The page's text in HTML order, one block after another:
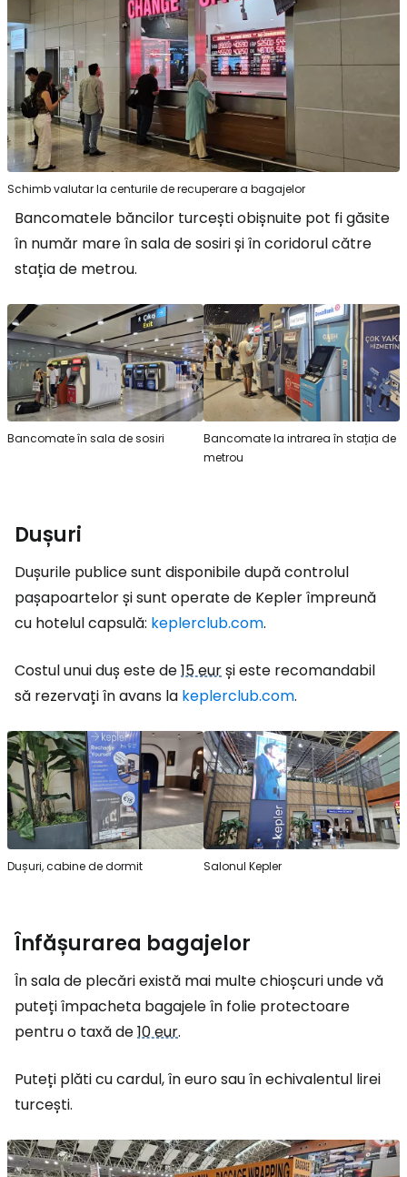
Schimb valutar la centurile de recuperare a bagajelor
Bancomatele băncilor turcești obișnuite pot fi găsite
în număr mare în sala de sosiri și în coridorul către
stația de metrou.
Bancomate în sala de sosiri
Bancomate la intrarea în stația de
metrou
Dușuri
Dușurile publice sunt disponibile după controlul
pașapoartelor și sunt operate de Kepler împreună
cu hotelul capsulă: keplerclub.com.
Costul unui duș este de15 eurși este recomandabil
să rezervați în avans la keplerclub.com.
Dușuri, cabine de dormit Salonul Kepler
Înfășurarea bagajelor
În sala de plecări există mai multe chioșcuri unde vă
puteți împacheta bagajele în folie protectoare
pentru o taxă de10 eur.
Puteți plăti cu cardul, în euro sau în echivalentul lirei
turcești.